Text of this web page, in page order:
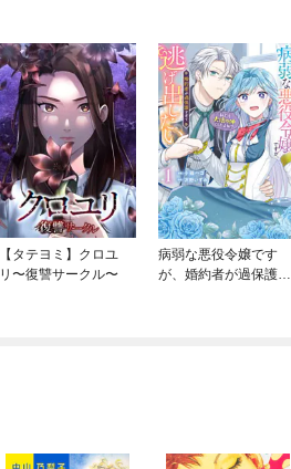
【タテヨミ】クロユ
リ〜復讐サークル〜
病弱な悪役令嬢です
が、婚約者が過保護す